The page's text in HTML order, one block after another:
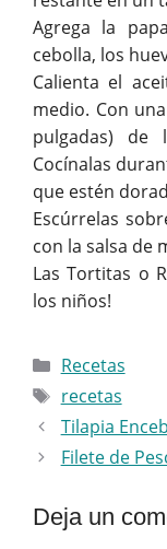
Agrega la
cebolla, los
Calienta el
medio. Con
pulgadas) de
Cocínalas
que estén
Escúrrelas
con la salsa de
Las Tortitas o
los niños!
Categorías
Recetas
Etiquetas
recetas
Tilapia
Filete de
Deja un